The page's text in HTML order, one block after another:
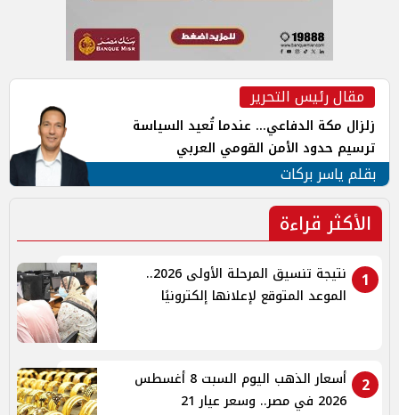
مقال رئيس التحرير
زلزال مكة الدفاعي... عندما تُعيد السياسة
ترسيم حدود الأمن القومي العربي
بقلم ياسر بركات
الأكثر قراءة
1
نتيجة تنسيق المرحلة الأولى 2026..
الموعد المتوقع لإعلانها إلكترونيًا
2
أسعار الذهب اليوم السبت 8 أغسطس
2026 في مصر.. وسعر عيار 21